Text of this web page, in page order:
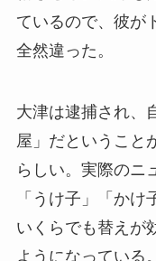
ているので、彼が
全然違った。
大津は逮捕され、
屋」だということ
らしい。実際のニ
「うけ子」「かけ
いくらでも替えが
ようになっている。